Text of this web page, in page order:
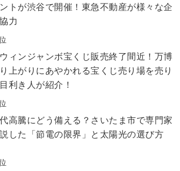
トが渋谷で開催！東急不動産が様々な企
力
ィンジャンボ宝くじ販売終了間近！万博
上がりにあやかれる宝くじ売り場を売り
利き人が紹介！
高騰にどう備える？さいたま市で専門家
した「節電の限界」と太陽光の選び方